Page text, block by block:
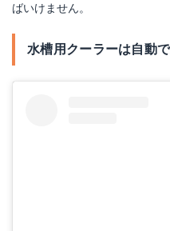
ばいけません。
水槽用クーラーは自動